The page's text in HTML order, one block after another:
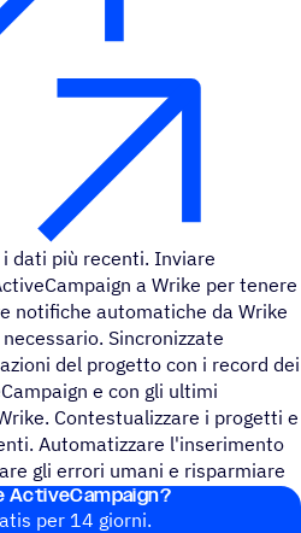
dati più recenti. Inviare
a Wrike per tenere
notifiche automatiche da Wrike
Sincronizzate
del progetto con i record dei
e con gli ultimi
Contestualizzare i progetti e
Automatizzare l'inserimento
gli errori umani e risparmiare
ActiveCampaign?
per 14 giorni.